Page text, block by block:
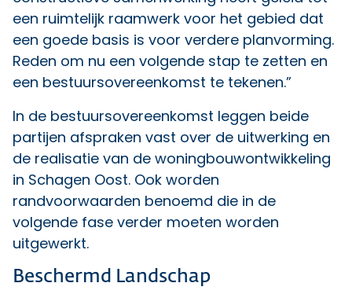
een ruimtelijk raamwerk voor het gebied dat
een goede basis is voor verdere planvorming.
Reden om nu een volgende stap te zetten en
een bestuursovereenkomst te tekenen.”
In de bestuursovereenkomst leggen beide
partijen afspraken vast over de uitwerking en
de realisatie van de woningbouwontwikkeling
in Schagen Oost. Ook worden
randvoorwaarden benoemd die in de
volgende fase verder moeten worden
uitgewerkt.
Beschermd Landschap